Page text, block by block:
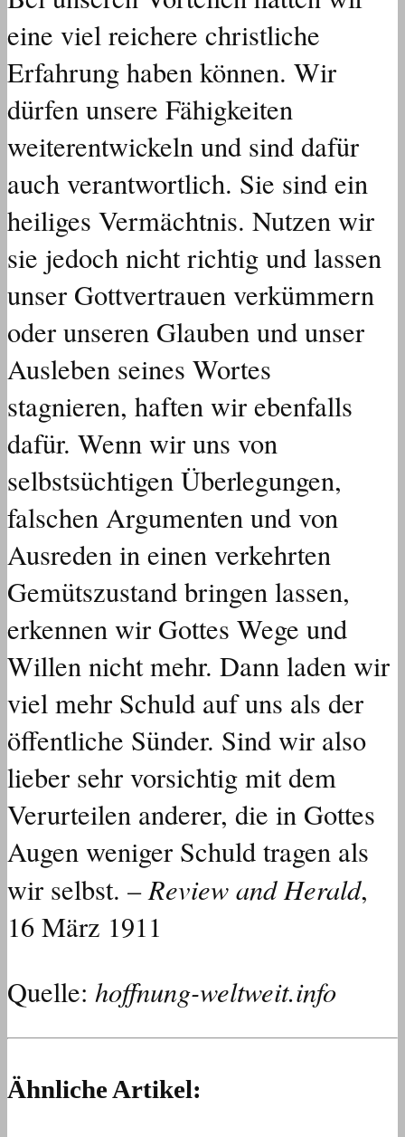
eine viel reichere christliche
Erfahrung haben können. Wir
dürfen unsere Fähigkeiten
weiterentwickeln und sind dafür
auch verantwortlich. Sie sind ein
heiliges Vermächtnis. Nutzen wir
sie jedoch nicht richtig und lassen
unser Gottvertrauen verkümmern
oder unseren Glauben und unser
Ausleben seines Wortes
stagnieren, haften wir ebenfalls
dafür. Wenn wir uns von
selbstsüchtigen Überlegungen,
falschen Argumenten und von
Ausreden in einen verkehrten
Gemütszustand bringen lassen,
erkennen wir Gottes Wege und
Willen nicht mehr. Dann laden wir
viel mehr Schuld auf uns als der
öffentliche Sünder. Sind wir also
lieber sehr vorsichtig mit dem
Verurteilen anderer, die in Gottes
Augen weniger Schuld tragen als
wir selbst. –Review and Herald,
16 März 1911
Quelle: hoffnung-weltweit.info
Ähnliche Artikel: